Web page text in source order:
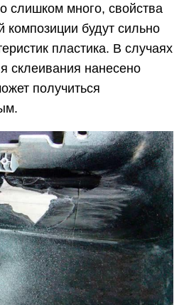
слишком много, свойства
композиции будут сильно
пластика. В случаях
склеивания нанесено
получиться